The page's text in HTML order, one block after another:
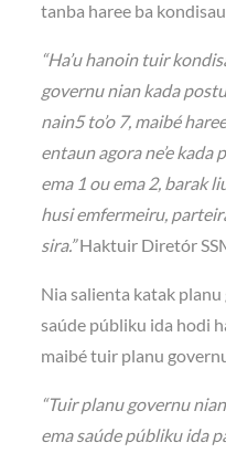
tanba haree ba
“Ha’u hanoin tuir
governu nian kada
nain5 to’o 7, maibé
entaun agora ne’e kada
ema 1 ou ema 2, barak
husi emfermeiru,
sira.”Haktuir Diretór
Nia salienta katak
saúde públiku ida hodi
maibé tuir planu
“Tuir planu governu nian
ema saúde públiku ida